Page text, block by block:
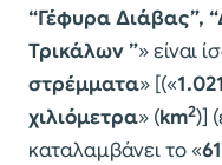
“Γέφυρα Διάβας”,
Τρικάλων ”» είναι
στρέμματα» [(«
χιλιόμετρα» (km2)]
καταλαμβάνει το «